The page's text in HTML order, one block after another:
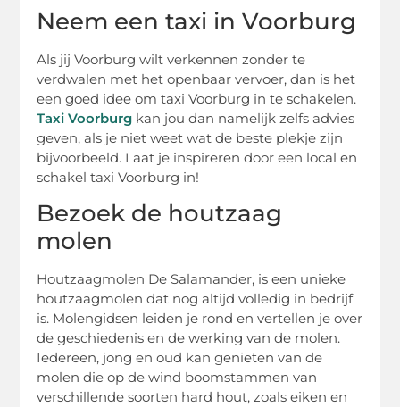
Neem een taxi in Voorburg
Als jij Voorburg wilt verkennen zonder te
verdwalen met het openbaar vervoer, dan is het
een goed idee om taxi Voorburg in te schakelen.
Taxi Voorburg kan jou dan namelijk zelfs advies
geven, als je niet weet wat de beste plekje zijn
bijvoorbeeld. Laat je inspireren door een local en
schakel taxi Voorburg in!
Bezoek de houtzaag
molen
Houtzaagmolen De Salamander, is een unieke
houtzaagmolen dat nog altijd volledig in bedrijf
is. Molengidsen leiden je rond en vertellen je over
de geschiedenis en de werking van de molen.
Iedereen, jong en oud kan genieten van de
molen die op de wind boomstammen van
verschillende soorten hard hout, zoals eiken en